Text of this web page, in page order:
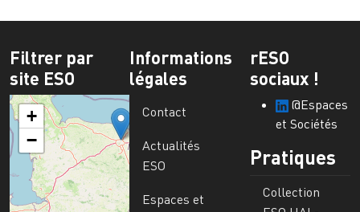
Filtrer par
site ESO
+
−
Informations
légales
Contact
Actualités
ESO
Espaces et
rESO
sociaux !
@Espaces
et Sociétés
Pratiques
Collection